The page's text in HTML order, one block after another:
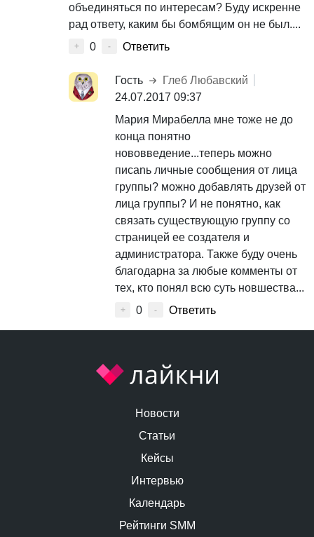
объединяться по интересам? Буду искренне
рад ответу, каким бы бомбящим он не был....
+ 0 - Ответить
Гость
Глеб Любавский
24.07.2017 09:37
Мария Мирабелла мне тоже не до
конца понятно
нововведение...теперь можно
писаnь личные сообщения от лица
группы? можно добавлять друзей от
лица группы? И не понятно, как
связать существующую группу со
страницей ее создателя и
администратора. Также буду очень
благодарна за любые комменты от
тех, кто понял всю суть новшества...
+ 0 - Ответить
Новости
Статьи
Кейсы
Интервью
Календарь
Рейтинги SMM